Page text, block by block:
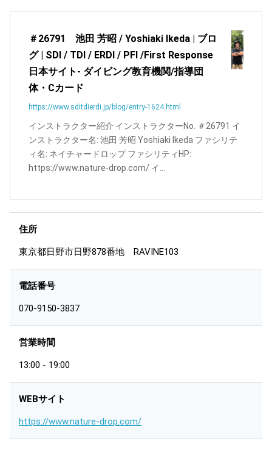
＃26791 池田 芳昭 / Yoshiaki Ikeda | ブロ
グ | SDI / TDI / ERDI / PFI /First Response
日本サイト- ダイビング教育機関/指導団
体・Cカード
https://www.sditdierdi.jp/blog/entry-1624.html
インストラクター紹介 インストラクターNo. ＃26791 イ
ンストラクター名: 池田 芳昭 Yoshiaki Ikeda ファシリテ
ィ名: ネイチャードロップ ファシリティHP:
https://www.nature-drop.com/ イ...
住所
東京都日野市日野878番地 RAVINE103
電話番号
070-9150-3837
営業時間
13:00 - 19:00
WEBサイト
https://www.nature-drop.com/